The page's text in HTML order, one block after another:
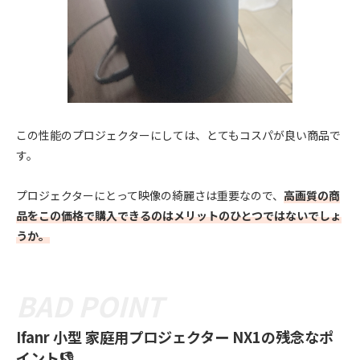
この性能のプロジェクターにしては、とてもコスパが良い商品で
す。
プロジェクターにとって映像の綺麗さは重要なので、 高画質の商
品をこの価格で購入できるのはメリットのひとつではないでしょ
うか。
Ifanr 小型 家庭用プロジェクター NX1の残念なポ